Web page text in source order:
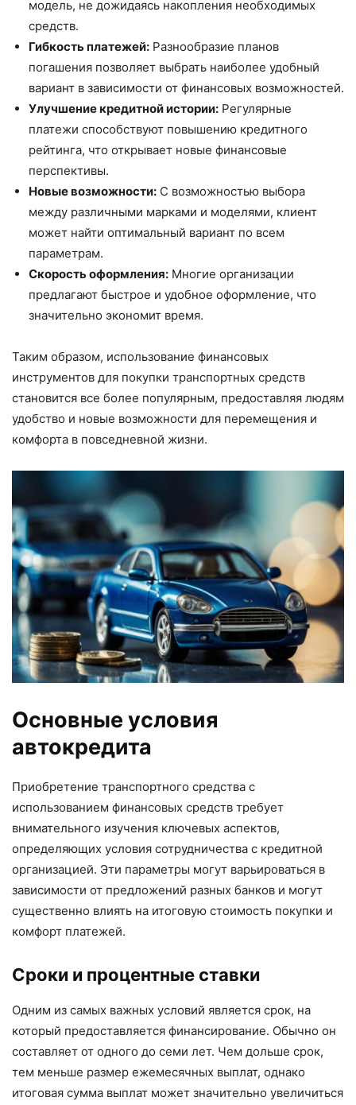
модель, не дожидаясь накопления необходимых
средств.
Гибкость платежей: Разнообразие планов
погашения позволяет выбрать наиболее удобный
вариант в зависимости от финансовых возможностей.
Улучшение кредитной истории: Регулярные
платежи способствуют повышению кредитного
рейтинга, что открывает новые финансовые
перспективы.
Новые возможности: С возможностью выбора
между различными марками и моделями, клиент
может найти оптимальный вариант по всем
параметрам.
Скорость оформления: Многие организации
предлагают быстрое и удобное оформление, что
значительно экономит время.
Таким образом, использование финансовых
инструментов для покупки транспортных средств
становится все более популярным, предоставляя людям
удобство и новые возможности для перемещения и
комфорта в повседневной жизни.
Основные условия
автокредита
Приобретение транспортного средства с
использованием финансовых средств требует
внимательного изучения ключевых аспектов,
определяющих условия сотрудничества с кредитной
организацией. Эти параметры могут варьироваться в
зависимости от предложений разных банков и могут
существенно влиять на итоговую стоимость покупки и
комфорт платежей.
Сроки и процентные ставки
Одним из самых важных условий является срок, на
который предоставляется финансирование. Обычно он
составляет от одного до семи лет. Чем дольше срок,
тем меньше размер ежемесячных выплат, однако
итоговая сумма выплат может значительно увеличиться